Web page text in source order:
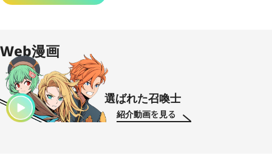
Web漫画
選ばれた召喚士
紹介動画を見る